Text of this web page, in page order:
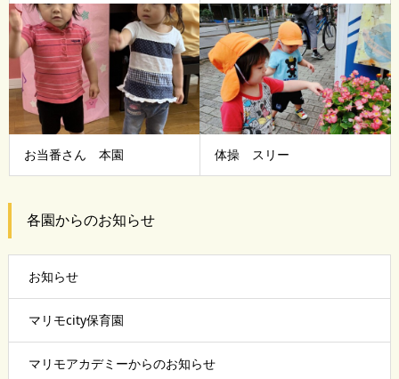
お当番さん 本園 体操 スリー
各園からのお知らせ
お知らせ
マリモcity保育園
マリモアカデミーからのお知らせ